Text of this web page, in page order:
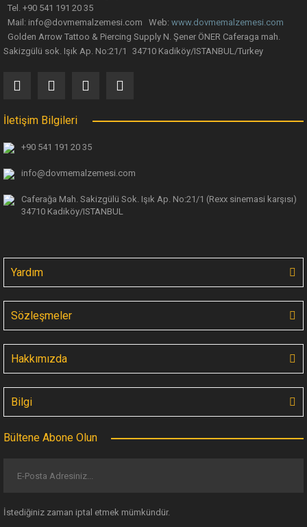
Gönder
Tel. +90 541 191 20 35
Mail: info@dovmemalzemesi.com Web: www.dovmemalzemesi.com
Golden Arrow Tattoo & Piercing Supply N. Şener ÖNER Caferaga mah.
Sakizgülü sok. Işık Ap. No:21/1 34710 Kadiköy/ISTANBUL/Turkey
İletişim Bilgileri
+90 541 191 20 35
info@dovmemalzemesi.com
Caferağa Mah. Sakizgülü Sok. Işık Ap. No:21/1 (Rexx sinemasi karşısı)
34710 Kadiköy/ISTANBUL
Yardım
Sözleşmeler
Hakkımızda
Bilgi
Bültene Abone Olun
İstediğiniz zaman iptal etmek mümkündür.